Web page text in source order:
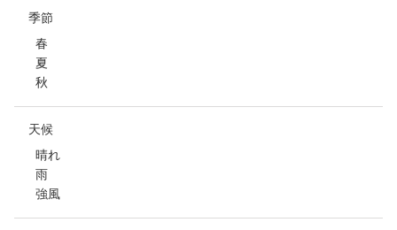
季節
春
夏
秋
天候
晴れ
雨
強風